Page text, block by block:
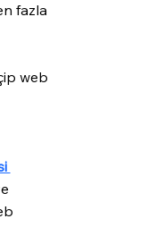
fazla
web